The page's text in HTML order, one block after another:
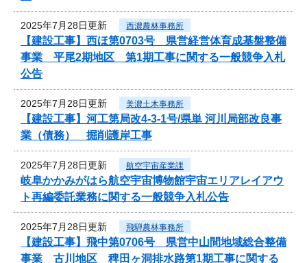
2025年7月28日更新 西濃農林事務所
【建設工事】西ほ第0703号 県営経営体育成基盤整備
事業 平尾2期地区 第1期工事に関する一般競争入札
公告
2025年7月28日更新 美濃土木事務所
【建設工事】河工第局改4-3-1号/県単 河川局部改良事
業（債務） 掘削護岸工事
2025年7月28日更新 航空宇宙産業課
岐阜かかみがはら航空宇宙博物館宇宙エリアレイアウ
ト再編委託業務に関する一般競争入札公告
2025年7月28日更新 飛騨農林事務所
【建設工事】飛中第0706号 県営中山間地域総合整備
事業 古川地区 稗田ヶ洞排水路第1期工事に関する